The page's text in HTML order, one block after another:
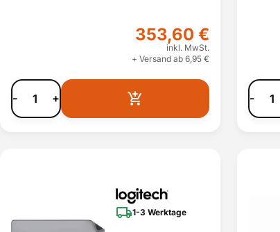
353,60 €
inkl. MwSt.
+ Versand ab 6,95 €
- + -
1-3 Werktage